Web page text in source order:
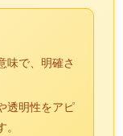
味で、明確さ
透明性をアピ